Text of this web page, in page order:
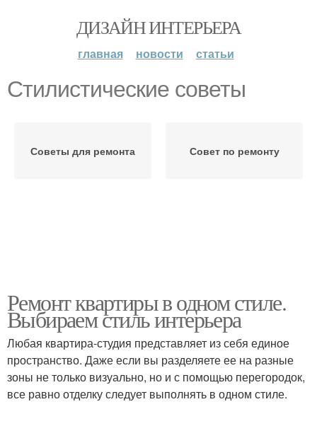
ДИЗАЙН ИНТЕРЬЕРА
главная новости статьи
Стилистические советы
Советы для ремонта Совет по ремонту
Ремонт квартиры в одном стиле.
Выбираем стиль интерьера
Любая квартира-студия представляет из себя единое
пространство. Даже если вы разделяете ее на разные
зоны не только визуально, но и с помощью перегородок,
все равно отделку следует выполнять в одном стиле.